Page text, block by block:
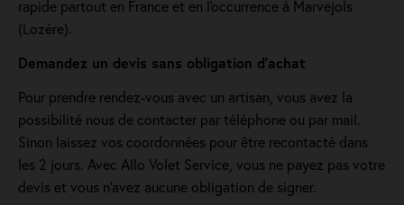
rapide partout en France et en l'occurrence à Marvejols
(Lozère).
Demandez un devis sans obligation d'achat
Pour prendre rendez-vous avec un artisan, vous avez la
possibilité nous de contacter par téléphone ou par mail.
Sinon laissez vos coordonnées pour être recontacté dans
les 2 jours. Avec Allo Volet Service, vous ne payez pas votre
devis et vous n'avez aucune obligation de signer.